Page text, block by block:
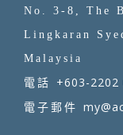
No. 3-8, The
Lingkaran
Malaysia
電話 +603-2202
電子郵件